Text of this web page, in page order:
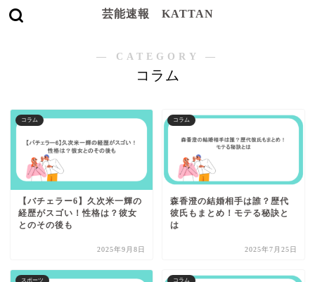
芸能速報 KATTAN
― CATEGORY ―
コラム
コラム
【バチェラー6】久次米一輝の
経歴がスゴい！性格は？彼女
とのその後も
2025年9月8日
コラム
森香澄の結婚相手は誰？歴代
彼氏もまとめ！モテる秘訣と
は
2025年7月25日
スポーツ コラム